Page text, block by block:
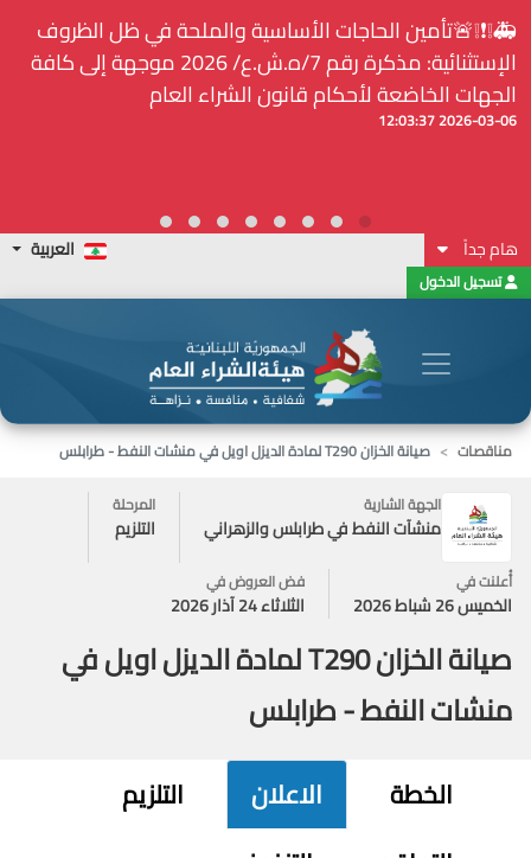
⚠️... ويكون النشر إلزامياً على المنصة الإلكترونيّة المركزيّة
لدى هيئة الشراء العام... الخ. (المادة 109 : الشفافية)
2026-02-24 13:48:11
هام جداً العربية
تسجيل الدخول
مناقصات
صيانة الخزان T290 لمادة الديزل اويل في منشات النفط - طرابلس
الجهة الشارية
منشآت النفط في طرابلس والزهراني
المرحلة
التلزيم
أُعلنت في
الخميس 26 شباط 2026
فض العروض في
الثلاثاء 24 آذار 2026
صيانة الخزان T290 لمادة الديزل اويل في
منشات النفط - طرابلس
الخطة الاعلان
التلزيم